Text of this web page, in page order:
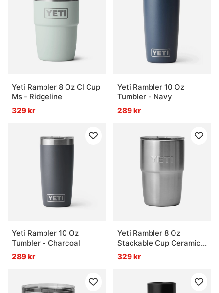
Yeti Rambler 8 Oz Cl Cup
Ms - Ridgeline
329 kr
Yeti Rambler 10 Oz
Tumbler - Navy
289 kr
Yeti Rambler 10 Oz
Tumbler - Charcoal
289 kr
Yeti Rambler 8 Oz
Stackable Cup Ceramic -
Stainless Steel
329 kr